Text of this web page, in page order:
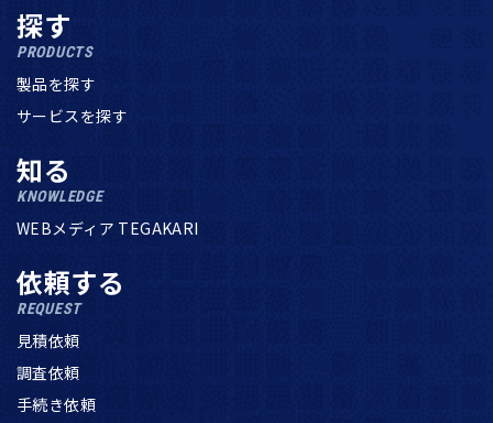
探す
PRODUCTS
製品を探す
サービスを探す
知る
KNOWLEDGE
WEBメディア TEGAKARI
依頼する
REQUEST
見積依頼
調査依頼
手続き依頼